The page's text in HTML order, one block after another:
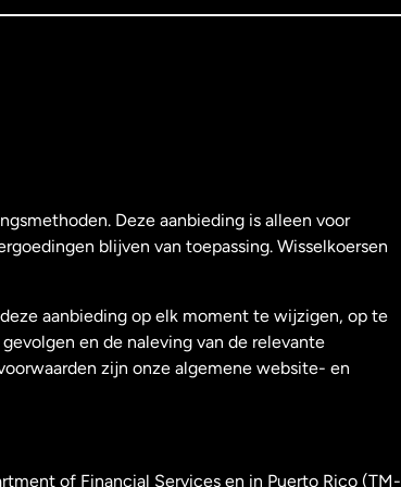
Deze aanbieding is alleen voor
blijven van toepassing. Wisselkoersen
aanbieding op elk moment te wijzigen, op te
en de naleving van de relevante
zijn onze algemene website- en
of Financial Services en in Puerto Rico (TM-